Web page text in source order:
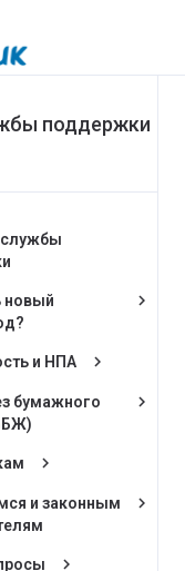
поддержки
службы
новый
keyboard_arrow_right
и НПА keyboard_arrow_right
бумажного
keyboard_arrow_right
keyboard_arrow_right
и законным
keyboard_arrow_right
keyboard_arrow_right